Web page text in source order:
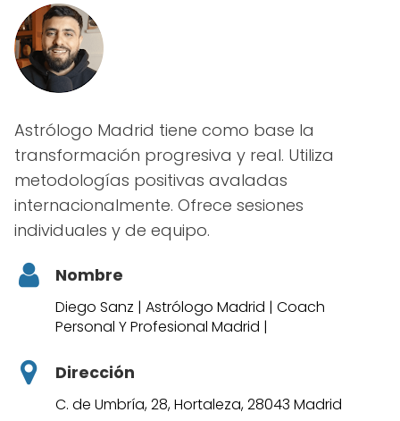
Astrólogo Madrid tiene como base la
transformación progresiva y real. Utiliza
metodologías positivas avaladas
internacionalmente. Ofrece sesiones
individuales y de equipo.
Nombre
Diego Sanz | Astrólogo Madrid | Coach
Personal Y Profesional Madrid |
Dirección
C. de Umbría, 28, Hortaleza, 28043 Madrid